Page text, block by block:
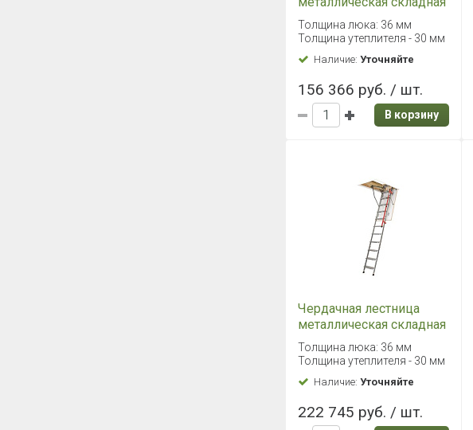
Fakro LML 60х130/305
Толщина люка: 36 мм
Толщина утеплителя - 30 мм
Наличие: Уточняйте
156 366 руб. / шт.
В корзину
Чердачная лестница
металлическая складная
Fakro LML 92х130/305
Толщина люка: 36 мм
Толщина утеплителя - 30 мм
Наличие: Уточняйте
222 745 руб. / шт.